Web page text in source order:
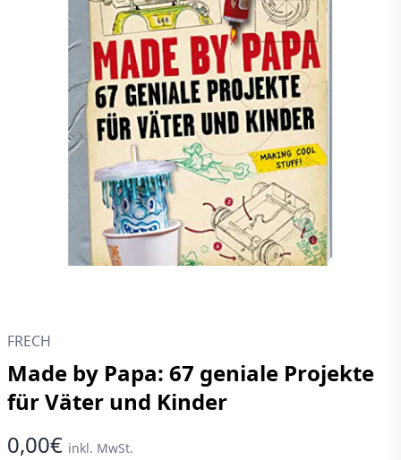
FRECH
Made by Papa: 67 geniale Projekte
für Väter und Kinder
0,00€ inkl. MwSt.